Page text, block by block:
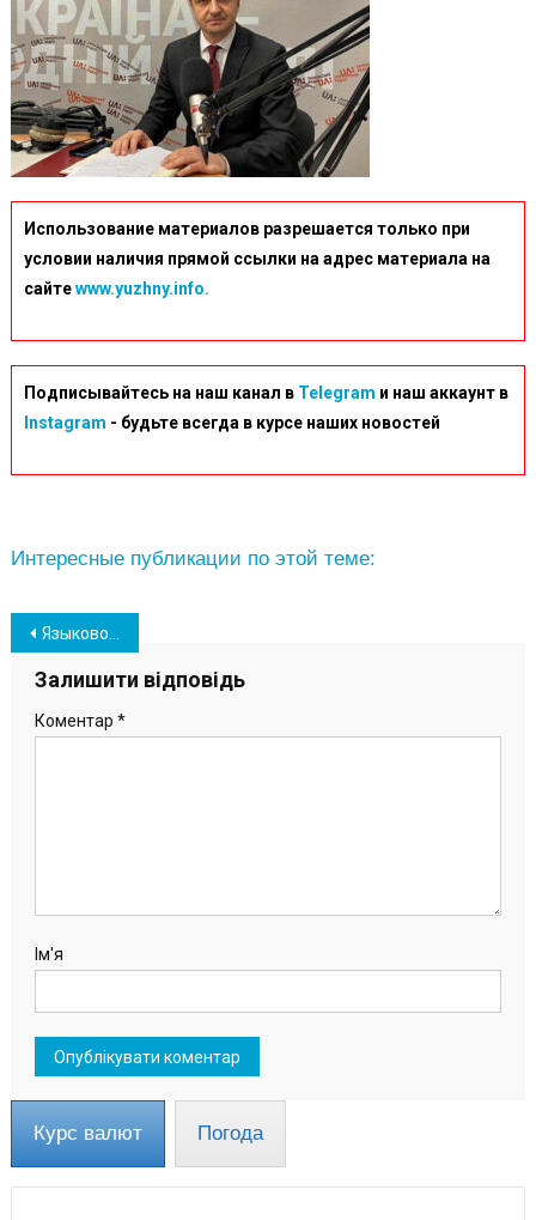
Использование материалов разрешается только при
условии наличия прямой ссылки на адрес материала на
сайтеwww.yuzhny.info.
Подписывайтесь на наш канал в Telegram и наш аккаунт в
Instagram - будьте всегда в курсе наших новостей
Интересные публикации по этой теме:
Навігація
записів
Языковой омбудсмен прокомментировал нежелание южненцев переименовывать город
Залишити відповідь
Коментар *
Ім'я
Курс валют Погода